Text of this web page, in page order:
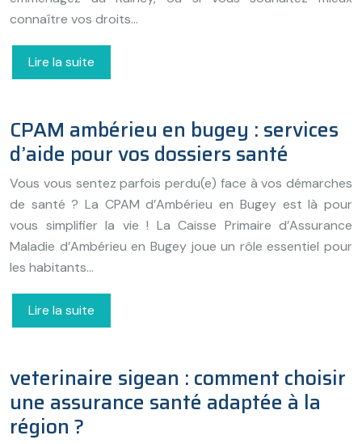
connaître vos droits…
Lire la suite
CPAM ambérieu en bugey : services
d’aide pour vos dossiers santé
Vous vous sentez parfois perdu(e) face à vos démarches
de santé ? La CPAM d’Ambérieu en Bugey est là pour
vous simplifier la vie ! La Caisse Primaire d’Assurance
Maladie d’Ambérieu en Bugey joue un rôle essentiel pour
les habitants…
Lire la suite
veterinaire sigean : comment choisir
une assurance santé adaptée à la
région ?